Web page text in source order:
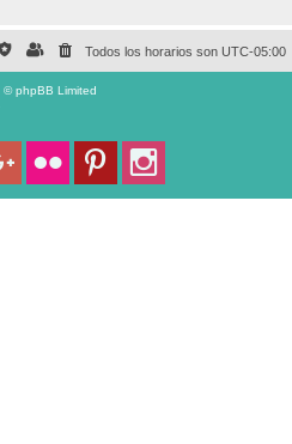
Todos los horarios son UTC-05:00
© phpBB Limited